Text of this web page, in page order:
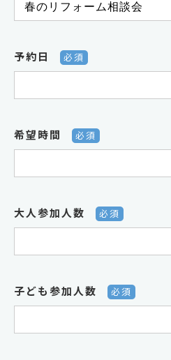
予約日 必須
希望時間 必須
大人参加人数 必須
子ども参加人数 必須